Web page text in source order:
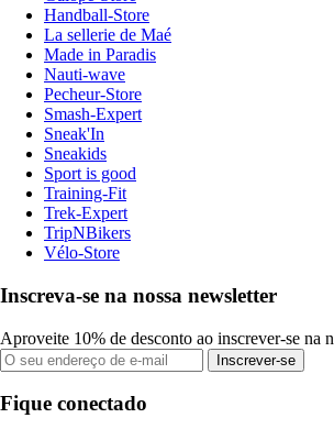
Handball-Store
La sellerie de Maé
Made in Paradis
Nauti-wave
Pecheur-Store
Smash-Expert
Sneak'In
Sneakids
Sport is good
Training-Fit
Trek-Expert
TripNBikers
Vélo-Store
Inscreva-se na nossa newsletter
Aproveite 10% de desconto ao inscrever-se na
Inscrever-se
Fique conectado